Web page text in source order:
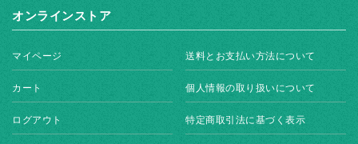
オンラインストア
マイページ
カート
ログアウト
送料とお支払い方法について
個人情報の取り扱いについて
特定商取引法に基づく表示